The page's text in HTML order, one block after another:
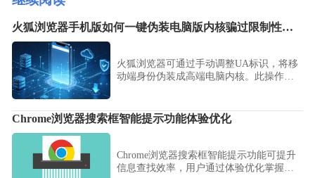
火狐浏览器手机版如何一键伪装电脑版内核骗过限制性网页
火狐浏览器可通过手动调整UA标识，将移
动端身份伪装成高端电脑内核。此操作能
示。
Chrome浏览器搜索框智能提示功能体验优化
Chrome浏览器搜索框智能提示功能可提升
信息查找效率，用户通过体验优化掌握操